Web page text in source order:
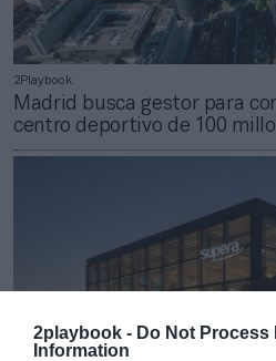
2playbook - Do Not Process
Information
2Playbook
Madrid busca gestor para
centro deportivo de 100